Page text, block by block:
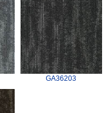
GA36203